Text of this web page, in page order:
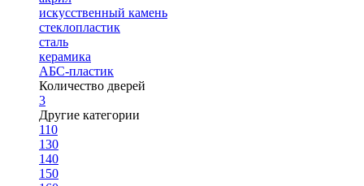
искусственный камень
стеклопластик
сталь
керамика
АБС-пластик
Количество дверей
3
Другие категории
110
130
140
150